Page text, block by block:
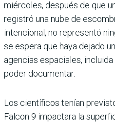
miércoles, después de que
registró una nube de
intencional, no representó
se espera que haya dejado
agencias espaciales, incluida
poder documentar.
Los científicos tenían
Falcon 9 impactara la